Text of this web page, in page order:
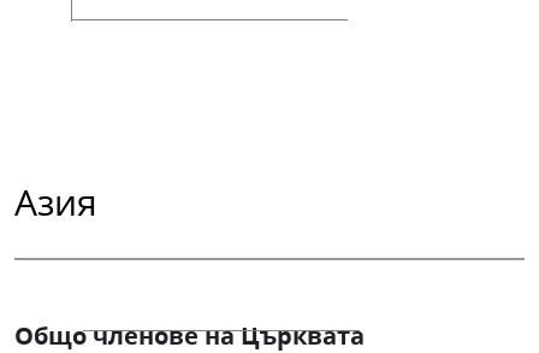
Азия
Общо членове на Църквата